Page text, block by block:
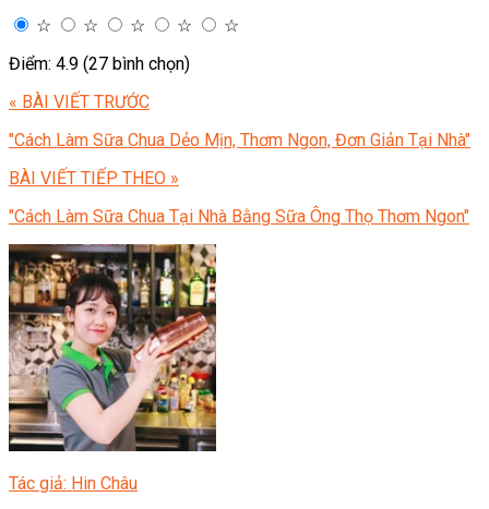
☆
☆ ☆ ☆
☆
Điểm: 4.9 (27 bình chọn)
« BÀI VIẾT TRƯỚC
"Cách Làm Sữa Chua Dẻo Mịn, Thơm Ngon, Đơn Giản Tại Nhà"
BÀI VIẾT TIẾP THEO »
"Cách Làm Sữa Chua Tại Nhà Bằng Sữa Ông Thọ Thơm Ngon"
Tác giả: Hin Châu